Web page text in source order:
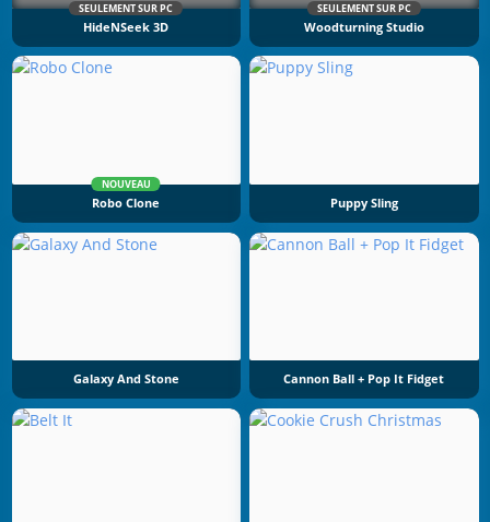
SEULEMENT SUR PC
HideNSeek 3D
SEULEMENT SUR PC
Woodturning Studio
NOUVEAU
Robo Clone Puppy Sling
Galaxy And Stone Cannon Ball + Pop It Fidget